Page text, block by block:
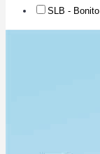
SLB - Bonito